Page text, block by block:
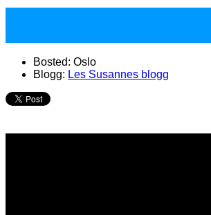
Bosted: Oslo
Blogg: Les Susannes blogg